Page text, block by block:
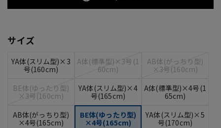
サイズ
YA体(スリム型)×3
号(160cm)
A体(標準型)×3号(1
60cm)
AB体(がっちり型)
×3号(160cm)
BE体(ゆったり型)
×3号(160cm)
YA体(スリム型)×4
号(165cm)
A体(標準型)×4号(1
65cm)
AB体(がっちり型)
×4号(165cm)
BE体(ゆったり型)
×4号(165cm)
YA体(スリム型)×5
号(170cm)